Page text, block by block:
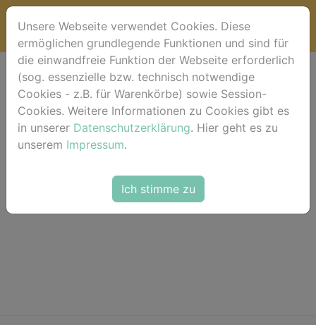
Lightbox (Favoriten)
Die Lightbox ist leer.
Unsere Webseite verwendet Cookies. Diese
ermöglichen grundlegende Funktionen und sind für
die einwandfreie Funktion der Webseite erforderlich
(sog. essenzielle bzw. technisch notwendige
Cookies - z.B. für Warenkörbe) sowie Session-
Cookies. Weitere Informationen zu Cookies gibt es
in unserer Datenschutzerklärung. Hier geht es zu
unserem Impressum.
Ich stimme zu